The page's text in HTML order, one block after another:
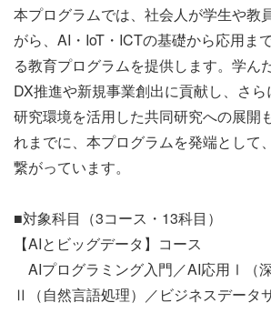
本プログラムでは、社会人が学生や教
がら、AI・IoT・ICTの基礎から応用ま
る教育プログラムを提供します。学ん
DX推進や新規事業創出に貢献し、さ
研究環境を活用した共同研究への展開
れまでに、本プログラムを発端として
繋がっています。
■対象科目（3コース・13科目）
【AIとビッグデータ】コース
AIプログラミング入門／AI応用Ⅰ（
Ⅱ（自然言語処理）／ビジネスデータ